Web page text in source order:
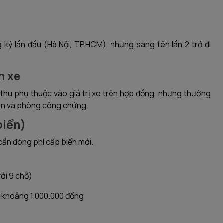
lần đầu (Hà Nội, TP.HCM), nhưng sang tên lần 2 trở đi
xe
phụ thuộc vào giá trị xe trên hợp đồng, nhưng thường
và phòng công chứng.
đóng phí cấp biển mới.
9 chỗ)
1.000.000 đồng